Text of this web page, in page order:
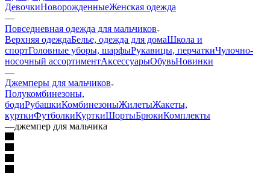
ДевочкиНоворожденныеЖенская одежда
—
Повседневная одежда для мальчиков
Верхняя одеждаБелье, одежда для домаШкола и
спортГоловные уборы, шарфыРукавицы, перчаткиЧулочно-
носочный ассортиментАксессуарыОбувьНовинки
—
Джемперы для мальчиков
Полукомбинезоны,
бодиРубашкиКомбинезоныЖилетыЖакеты,
курткиФутболкиКурткиШортыБрюкиКомплекты
—джемпер для мальчика